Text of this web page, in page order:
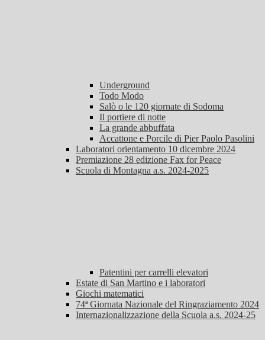
Underground
Todo Modo
Salò o le 120 giornate di Sodoma
Il portiere di notte
La grande abbuffata
Accattone e Porcile di Pier Paolo Pasolini
Laboratori orientamento 10 dicembre 2024
Premiazione 28 edizione Fax for Peace
Scuola di Montagna a.s. 2024-2025
Patentini per carrelli elevatori
Estate di San Martino e i laboratori
Giochi matematici
74ª Giornata Nazionale del Ringraziamento 2024
Internazionalizzazione della Scuola a.s. 2024-25